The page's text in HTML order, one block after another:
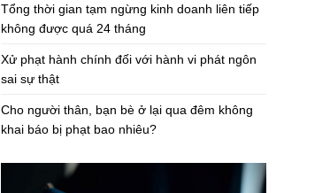
Tổng thời gian tạm ngừng kinh doanh liên tiếp
không được quá 24 tháng
Xử phạt hành chính đối với hành vi phát ngôn
sai sự thật
Cho người thân, bạn bè ở lại qua đêm không
khai báo bị phạt bao nhiêu?